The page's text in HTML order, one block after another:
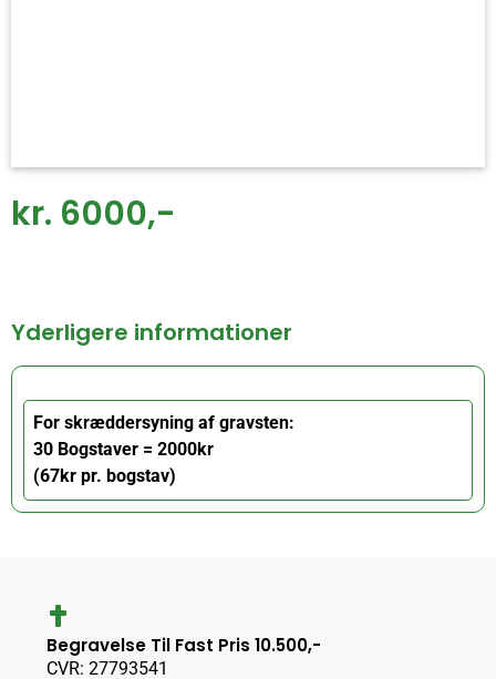
kr. 6000,-
Yderligere informationer
For skræddersyning af gravsten:
30 Bogstaver = 2000kr
(67kr pr. bogstav)
Begravelse Til Fast Pris 10.500,-
CVR: 27793541